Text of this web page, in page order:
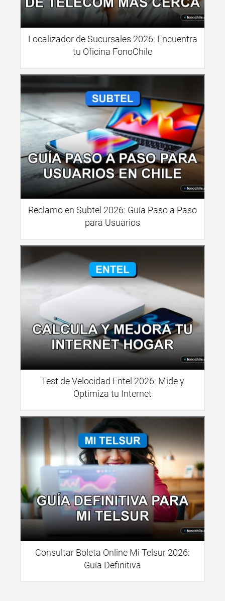
Localizador de Sucursales 2026: Encuentra
tu Oficina FonoChile
Reclamo en Subtel 2026: Guía Paso a Paso
para Usuarios
Test de Velocidad Entel 2026: Mide y
Optimiza tu Internet
Consultar Boleta Online Mi Telsur 2026:
Guía Definitiva